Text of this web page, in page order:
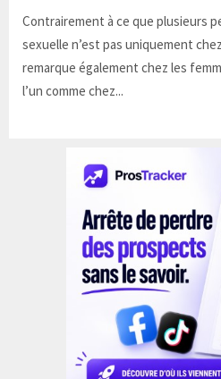
Contrairement à ce que plusieurs
sexuelle n’est pas uniquement
remarque également chez les
l’un comme chez...